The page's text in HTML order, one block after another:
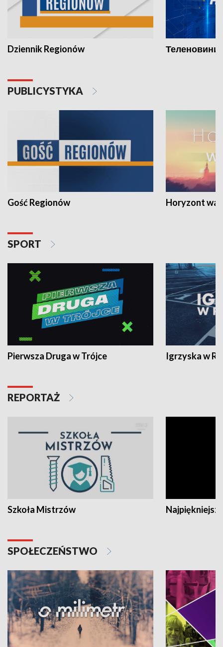
Dziennik Regionów Теленовини
PUBLICYSTYKA
Gość Regionów Horyzont
SPORT
Pierwsza Druga w Trójce Igrzyska w
REPORTAŻ
Szkoła Mistrzów
SPOŁECZEŃSTWO